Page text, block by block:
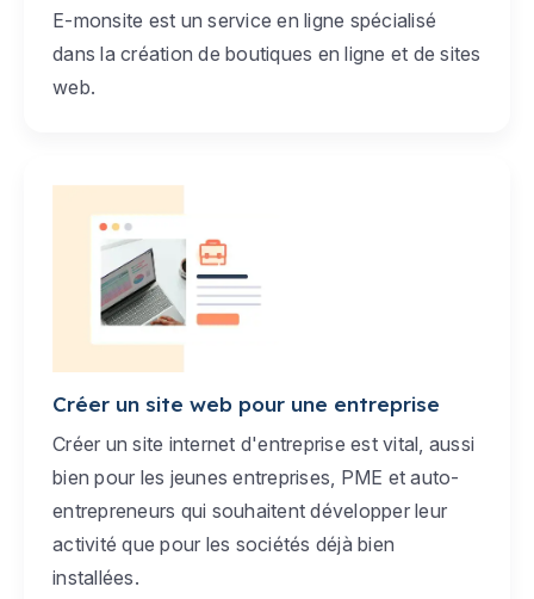
E-monsite est un service en ligne spécialisé
dans la création de boutiques en ligne et de sites
web.
Créer un site web pour une entreprise
Créer un site internet d'entreprise est vital, aussi
bien pour les jeunes entreprises, PME et auto-
entrepreneurs qui souhaitent développer leur
activité que pour les sociétés déjà bien
installées.